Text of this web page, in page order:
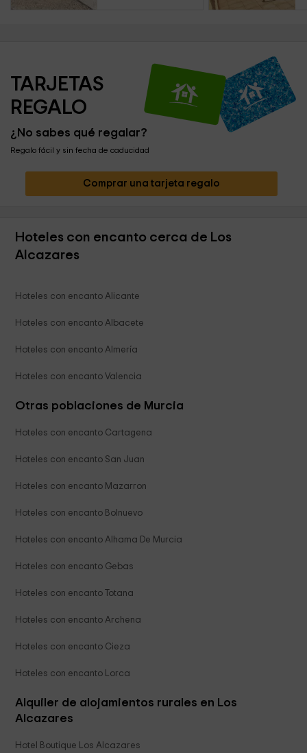
TARJETAS
REGALO
¿No sabes qué regalar?
Regalo fácil y sin fecha de caducidad
Comprar una tarjeta regalo
Hoteles con encanto cerca de Los
Alcazares
Hoteles con encanto Alicante
Hoteles con encanto Albacete
Hoteles con encanto Almería
Hoteles con encanto Valencia
Otras poblaciones de Murcia
Hoteles con encanto Cartagena
Hoteles con encanto San Juan
Hoteles con encanto Mazarron
Hoteles con encanto Bolnuevo
Hoteles con encanto Alhama De Murcia
Hoteles con encanto Gebas
Hoteles con encanto Totana
Hoteles con encanto Archena
Hoteles con encanto Cieza
Hoteles con encanto Lorca
Alquiler de alojamientos rurales en Los
Alcazares
Hotel Boutique Los Alcazares